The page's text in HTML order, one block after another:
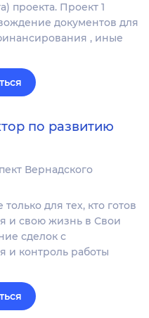
проекта. Проект 1
документов для
, иные
по развитию
Вернадского
для тех, кто готов
и свою жизнь в Свои
сделок с
и контроль работы